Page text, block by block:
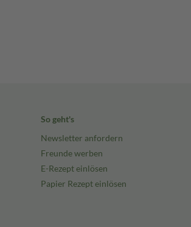
So geht's
Newsletter anfordern
Freunde werben
E-Rezept einlösen
Papier Rezept einlösen